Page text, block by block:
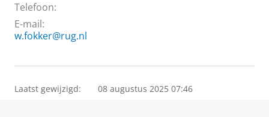
Telefoon:
E-mail:
w.fokker@rug.nl
Laatst gewijzigd: 08 augustus 2025 07:46